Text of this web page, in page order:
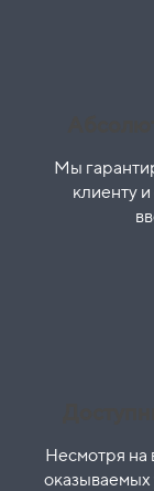
Мы
клиенту
Несмотря на